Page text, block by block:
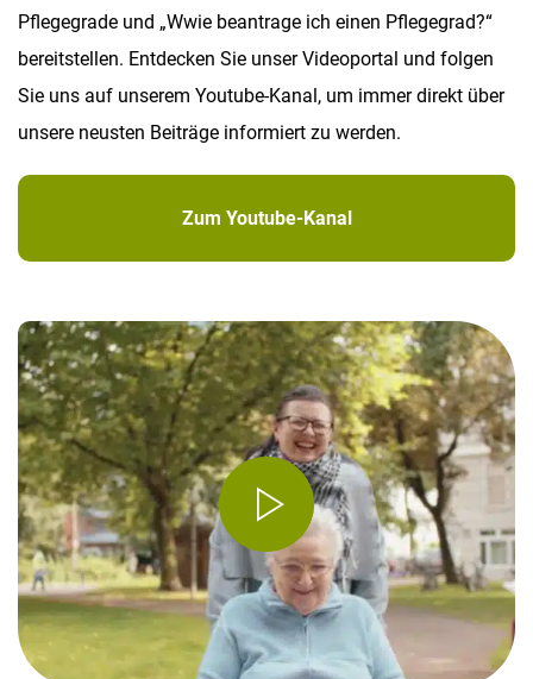
Pflegegrade und „Wwie beantrage ich einen Pflegegrad?“
bereitstellen. Entdecken Sie unser Videoportal und folgen
Sie uns auf unserem Youtube-Kanal, um immer direkt über
unsere neusten Beiträge informiert zu werden.
Zum Youtube-Kanal